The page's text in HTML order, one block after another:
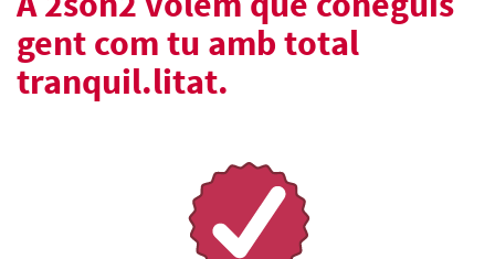
gent com tu amb total
tranquil.litat.